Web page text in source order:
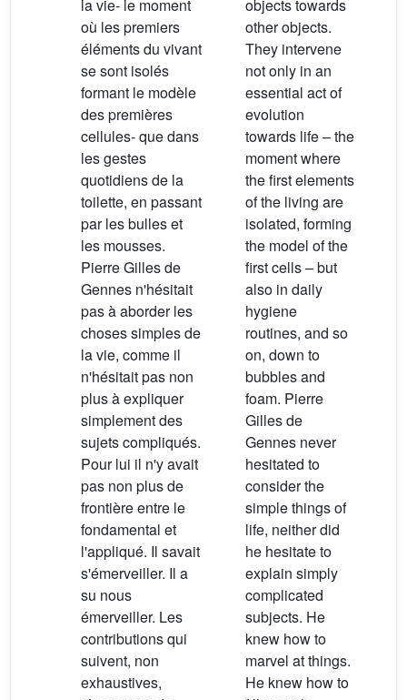
la vie- le moment
où les premiers
éléments du vivant
se sont isolés
formant le modèle
des premières
cellules- que dans
les gestes
quotidiens de la
toilette, en passant
par les bulles et
les mousses.
Pierre Gilles de
Gennes n'hésitait
pas à aborder les
choses simples de
la vie, comme il
n'hésitait pas non
plus à expliquer
simplement des
sujets compliqués.
Pour lui il n'y avait
pas non plus de
frontière entre le
fondamental et
l'appliqué. Il savait
s'émerveiller. Il a
su nous
émerveiller. Les
contributions qui
suivent, non
exhaustives,
objects towards
other objects.
They intervene
not only in an
essential act of
evolution
towards life – the
moment where
the first elements
of the living are
isolated, forming
the model of the
first cells – but
also in daily
hygiene
routines, and so
on, down to
bubbles and
foam. Pierre
Gilles de
Gennes never
hesitated to
consider the
simple things of
life, neither did
he hesitate to
explain simply
complicated
subjects. He
knew how to
marvel at things.
He knew how to